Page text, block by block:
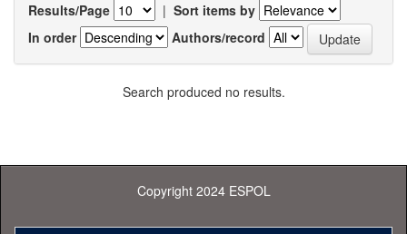
Results/Page | Sort items by
In order
Authors/record
Search produced no results.
Copyright 2024 ESPOL